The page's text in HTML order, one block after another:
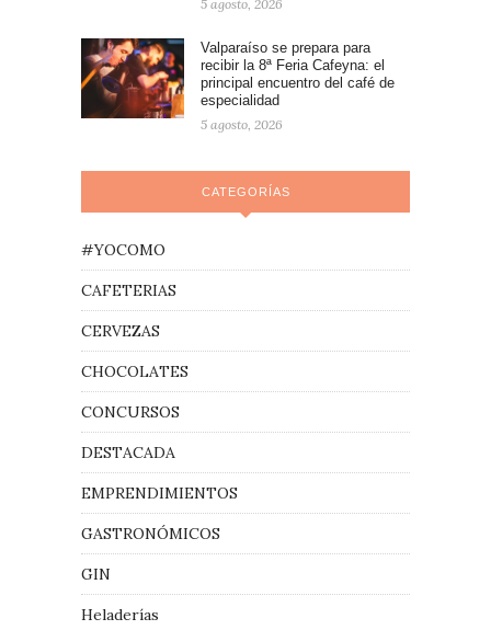
5 agosto, 2026
Valparaíso se prepara para
recibir la 8ª Feria Cafeyna: el
principal encuentro del café de
especialidad
5 agosto, 2026
CATEGORÍAS
#YOCOMO
CAFETERIAS
CERVEZAS
CHOCOLATES
CONCURSOS
DESTACADA
EMPRENDIMIENTOS
GASTRONÓMICOS
GIN
Heladerías